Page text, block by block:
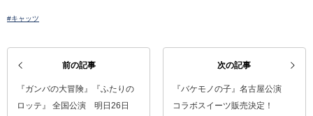
#キャッツ
前の記事
『ガンバの大冒険』『ふたりの
ロッテ』 全国公演 明日26日
次の記事
『バケモノの子』名古屋公演
コラボスイーツ販売決定！